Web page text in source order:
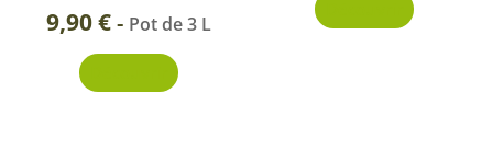
9,90€- Pot de 3 L